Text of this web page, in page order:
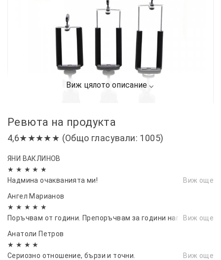
Ревюта на продукта
4,6★★★★★ (Общо гласували: 1005)
ЯНИ ВАКЛИНОВ
★ ★ ★ ★ ★
Надмина очакванията ми!
Виж още
Ангел Марианов
★ ★ ★ ★ ★
Поръчвам от години. Препоръчвам за години напред.Виж още
Анатоли Петров
★ ★ ★ ★
Сериозно отношение, бързи и точни.
Виж още